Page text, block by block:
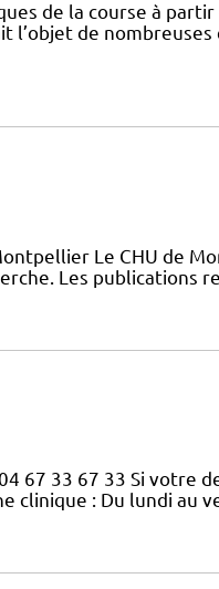
de la course à partir
l’objet de
Le CHU de
Les publications
67 33 67 33 Si votre
clinique : Du lundi au